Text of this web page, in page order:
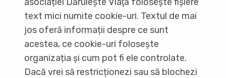
text mici numite cookie-uri. Textul de mai
jos oferă informații despre ce sunt
acestea, ce cookie-uri folosește
organizația și cum pot fi ele controlate.
Dacă vrei să restricționezi sau să blochezi